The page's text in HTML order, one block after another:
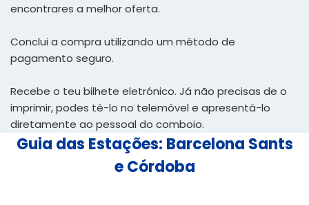
encontrares a melhor oferta.
Conclui a compra utilizando um método de
pagamento seguro.
Recebe o teu bilhete eletrónico. Já não precisas de o
imprimir, podes tê-lo no telemóvel e apresentá-lo
diretamente ao pessoal do comboio.
Guia das Estações: Barcelona Sants
e Córdoba